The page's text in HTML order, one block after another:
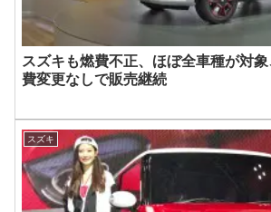
スズキも燃費不正、ほぼ全車種が対
費変更なしで販売継続
スズキ